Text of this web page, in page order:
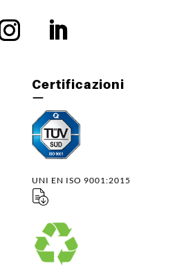
Certificazioni
—
UNI EN ISO 9001:2015